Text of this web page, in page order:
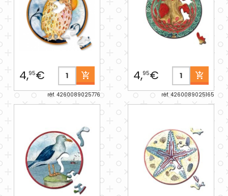
4,95€
réf. 4260089025776
4,95€
réf. 4260089025165